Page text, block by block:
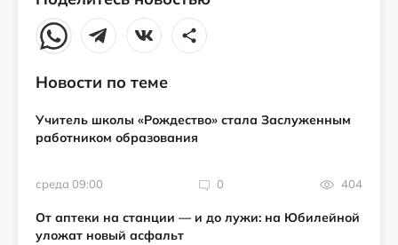
Новости по теме
Учитель школы «Рождество» стала Заслуженным
работником образования
среда 09:00 0 404
От аптеки на станции — и до лужи: на Юбилейной
уложат новый асфальт